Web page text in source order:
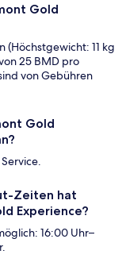
Gold
(Höchstgewicht: 11 kg
25 BMD pro
von Gebühren
Gold
Zeiten hat
Experience?
16:00 Uhr–